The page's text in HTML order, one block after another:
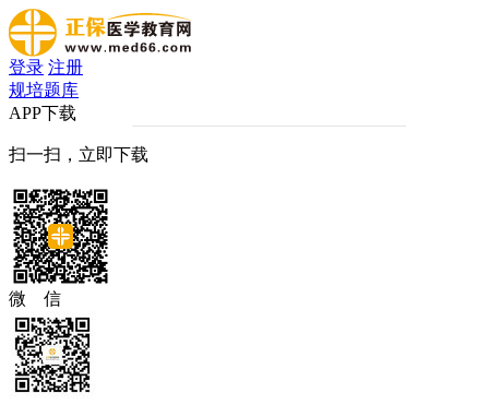
登录 注册
规培题库
APP下载
扫一扫，立即下载
微 信